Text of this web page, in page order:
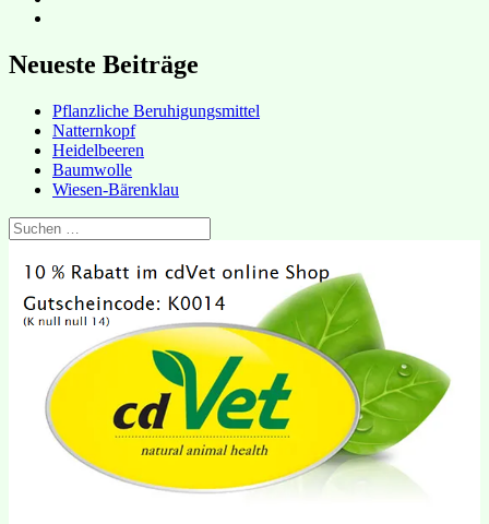
Instagram
Neueste Beiträge
Pflanzliche Beruhigungsmittel
Natternkopf
Heidelbeeren
Baumwolle
Wiesen-Bärenklau
Suchen
nach: